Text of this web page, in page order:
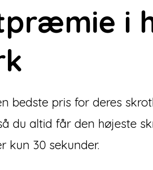
i
bedste pris for deres
du altid får den højeste
kun 30 sekunder.